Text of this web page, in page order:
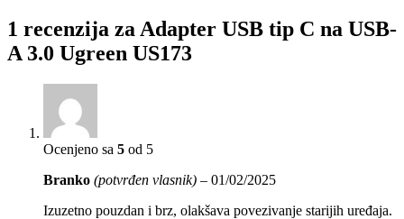
1 recenzija za Adapter USB tip C na USB-
A 3.0 Ugreen US173
Ocenjeno sa 5 od 5
Branko (potvrđen vlasnik) – 01/02/2025
Izuzetno pouzdan i brz, olakšava povezivanje starijih uređaja.